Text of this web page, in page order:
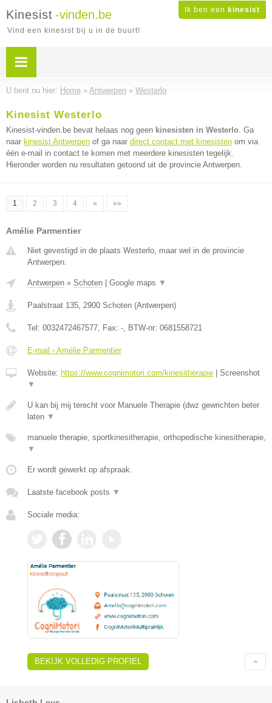
Ik ben een kinesist
Kinesist -vinden.be
Vind een kinesist bij u in de buurt!
U bent nu hier: Home » Antwerpen » Westerlo
Kinesist Westerlo
Kinesist-vinden.be bevat helaas nog geen kinesisten in Westerlo. Ga
naar kinesist Antwerpen of ga naar direct contact met kinesisten om via
één e-mail in contact te komen met meerdere kinesisten tegelijk.
Hieronder worden nu resultaten getoond uit de provincie Antwerpen.
1 2 3 4 » »»
Amélie Parmentier
Niet gevestigd in de plaats Westerlo, maar wel in de provincie
Antwerpen.
Antwerpen » Schoten Google maps ▼
Paalstraat 135, 2900 Schoten (Antwerpen)
Tel: 0032472467577, Fax: -, BTW-nr: 0681558721
E-mail › Amélie Parmentier
Website: https://www.cognimotori.com/kinesitherapie
Screenshot
▼
U kan bij mij terecht voor Manuele Therapie (dwz gewrichten beter
laten ▼
manuele therapie, sportkinesitherapie, orthopedische kinesitherapie,
▼
Er wordt gewerkt op afspraak.
Laatste facebook posts ▼
Sociale media:
BEKIJK VOLLEDIG PROFIEL